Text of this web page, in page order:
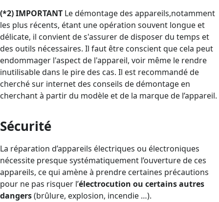
(*2) IMPORTANT Le démontage des appareils,notamment
les plus récents, étant une opération souvent longue et
délicate, il convient de s'assurer de disposer du temps et
des outils nécessaires. Il faut être conscient que cela peut
endommager l'aspect de l'appareil, voir même le rendre
inutilisable dans le pire des cas. Il est recommandé de
cherché sur internet des conseils de démontage en
cherchant à partir du modèle et de la marque de l’appareil.
Sécurité
La réparation d’appareils électriques ou électroniques
nécessite presque systématiquement l’ouverture de ces
appareils, ce qui amène à prendre certaines précautions
pour ne pas risquer l’électrocution ou certains autres
dangers(brûlure, explosion, incendie …).